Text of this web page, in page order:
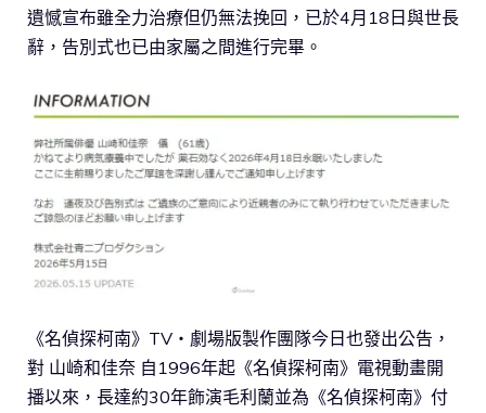
遺憾宣布雖全力治療但仍無法挽回，已於4月18日與世長
辭，告別式也已由家屬之間進行完畢。
《名偵探柯南》TV・劇場版製作團隊今日也發出公告，
對 山崎和佳奈 自1996年起《名偵探柯南》電視動畫開
播以來，長達約30年飾演毛利蘭並為《名偵探柯南》付